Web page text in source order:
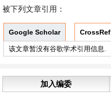
被下列文章引用：
Google Scholar CrossRef
该文章暂没有谷歌学术引用信息.
加入编委